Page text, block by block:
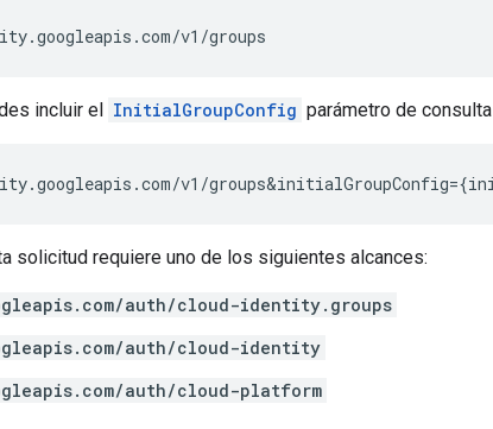
incluir el InitialGroupConfig parámetro de
solicitud requiere uno de los siguientes alcances:
auth/cloud-identity.groups
auth/cloud-identity
auth/cloud-platform